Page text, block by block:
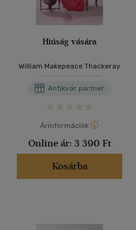
Hiúság vására
William Makepeace Thackeray
Antikvár partner
Árinformációk
Online ár: 3 390 Ft
Kosárba